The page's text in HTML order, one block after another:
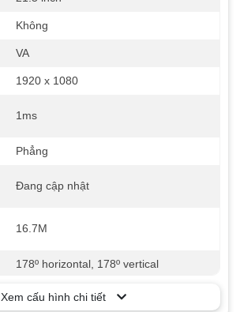
Không
VA
1920 x 1080
1ms
Phẳng
Đang cập nhật
16.7M
178º horizontal, 178º vertical
250 cd/m²
Xem cấu hình chi tiết